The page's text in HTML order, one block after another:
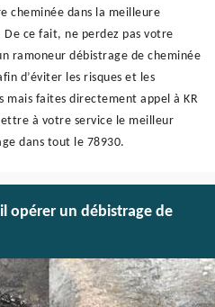
cheminée dans la meilleure
De ce fait, ne perdez pas votre
ramoneur débistrage de cheminée
d’éviter les risques et les
mais faites directement appel à KR
à votre service le meilleur
dans tout le 78930.
opérer un débistrage de